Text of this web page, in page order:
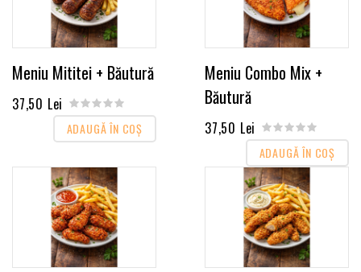
Meniu Mititei + Băutură
37,50 Lei
ADAUGĂ ÎN COŞ
Meniu Combo Mix +
Băutură
37,50 Lei
ADAUGĂ ÎN COŞ